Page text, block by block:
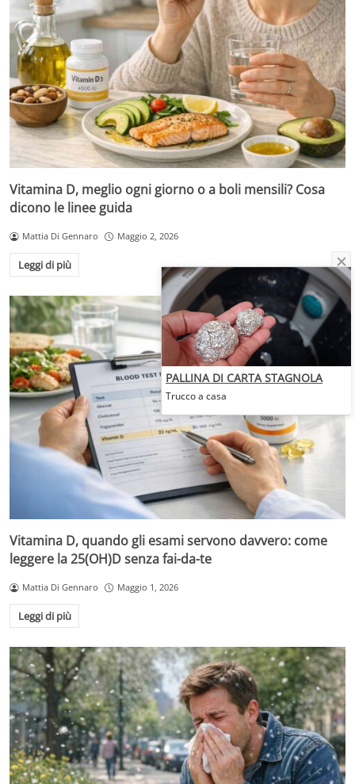
Vitamina D, meglio ogni giorno o a boli mensili? Cosa
dicono le linee guida
Mattia Di Gennaro Maggio 2, 2026
Leggi di più
Vitamina D, quando gli esami servono davvero: come
leggere la 25(OH)D senza fai-da-te
Mattia Di Gennaro Maggio 1, 2026
Leggi di più
PALLINA DI CARTA STAGNOLA
Trucco a casa